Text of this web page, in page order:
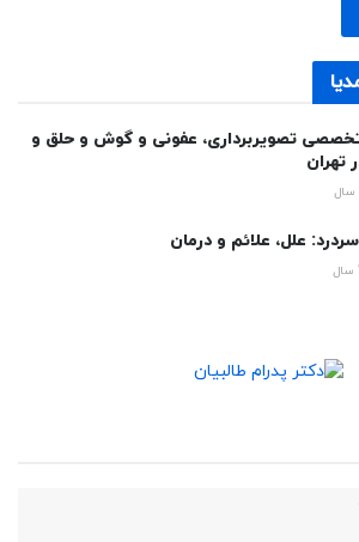
تخصصی تصویربرداری، عفونی و گوش و حلق و
تهران